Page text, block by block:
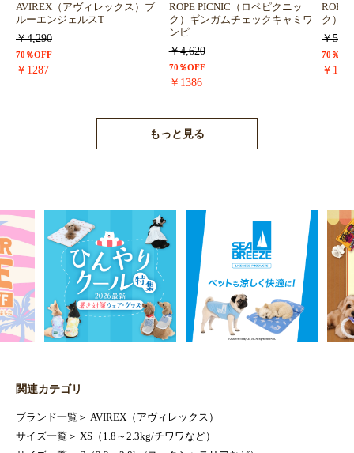
AVIREX（アヴィレックス）ブ
ルーエンジェルスT
￥4,290
70％OFF
￥1287
ROPE PICNIC（ロペピクニッ
ク）ギンガムチェックキャミワ
ンピ
￥4,620
70％OFF
￥1386
ROPE
ク）
￥
70％
￥
もっと見る
関連カテゴリ
ブランド一覧 ＞ AVIREX（アヴィレックス）
サイズ一覧 ＞ XS（1.8～2.3kg/チワワなど）